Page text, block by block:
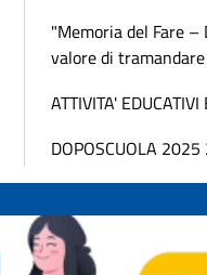
"Memoria del Fare
valore di
ATTIVITA'
DOPOSCUOLA